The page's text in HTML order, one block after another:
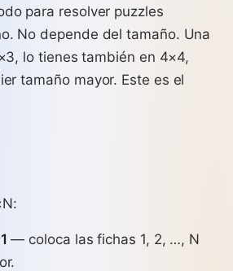
para resolver puzzles
No depende del tamaño. Una
lo tienes también en 4×4,
tamaño mayor. Este es el
— coloca las fichas 1, 2, …, N